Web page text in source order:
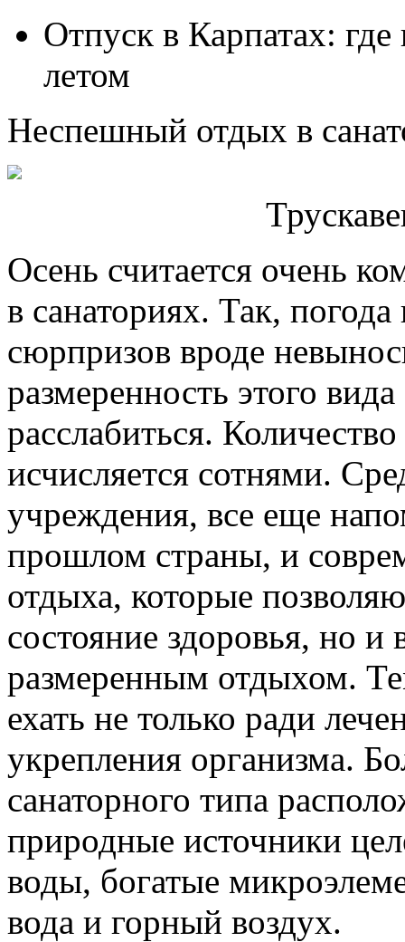
Отпуск в Карпатах:
летом
Неспешный отдых в
Осень считается очень
в санаториях. Так,
сюрпризов вроде
размеренность этого
расслабиться.
исчисляется сотнями.
учреждения, все еще
прошлом страны, и
отдыха, которые
состояние здоровья, но и
размеренным отдыхом.
ехать не только ради
укрепления организма.
санаторного типа
природные источники
воды, богатые
вода и горный воздух.